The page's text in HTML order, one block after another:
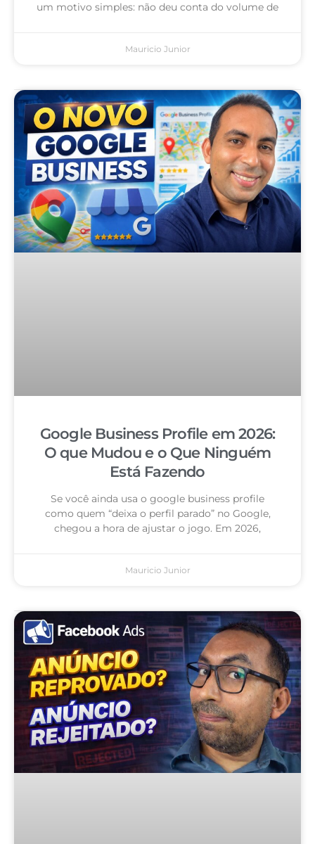
um motivo simples: não deu conta do volume de
Mauricio Junior
Google Business Profile em 2026:
O que Mudou e o Que Ninguém
Está Fazendo
Se você ainda usa o google business profile
como quem “deixa o perfil parado” no Google,
chegou a hora de ajustar o jogo. Em 2026,
Mauricio Junior